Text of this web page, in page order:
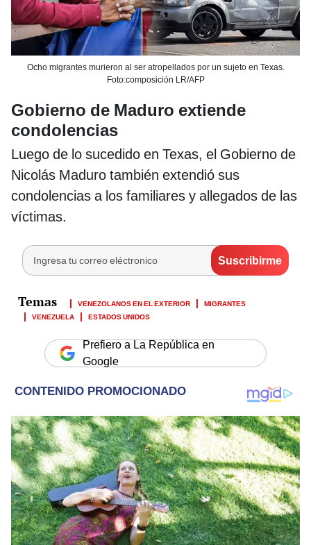
Ocho migrantes murieron al ser atropellados por un sujeto en Texas.
Foto:composición LR/AFP
Gobierno de Maduro extiende
condolencias
Luego de lo sucedido en Texas, el Gobierno de
Nicolás Maduro también extendió sus
condolencias a los familiares y allegados de las
víctimas.
VENEZOLANOS EN EL EXTERIOR
MIGRANTES
VENEZUELA
ESTADOS UNIDOS
Prefiero a La República en
Google